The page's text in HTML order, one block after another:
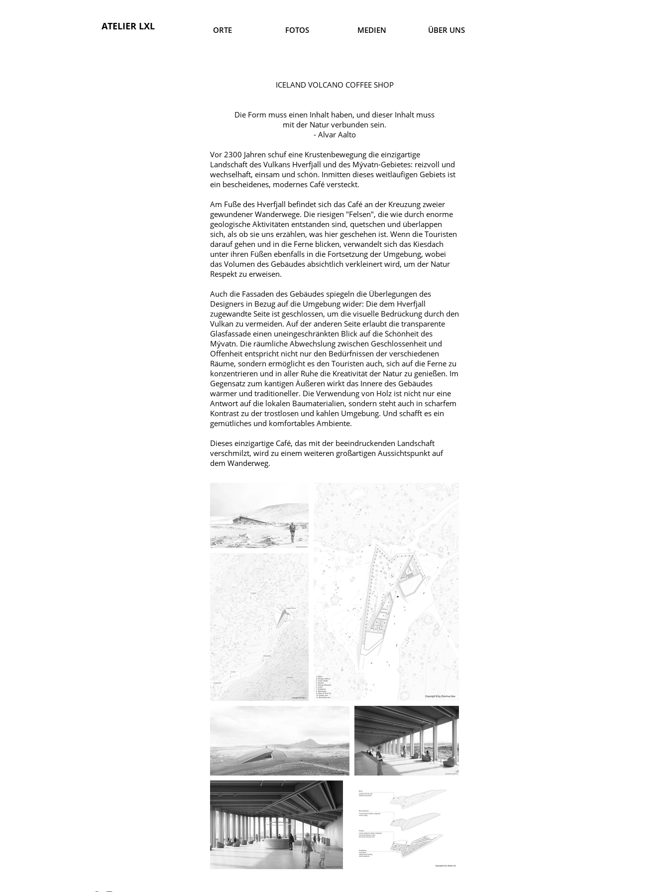
ATELIER LXL ORTE FOTOS MEDIEN ÜBER UNS
ICELAND VOLCANO COFFEE SHOP
Die Form muss einen Inhalt haben, und dieser Inhalt muss
mit der Natur verbunden sein.
- Alvar Aalto
Vor 2300 Jahren schuf eine Krustenbewegung die einzigartige
Landschaft des Vulkans Hverfjall und des Mývatn-Gebietes: reizvoll und
wechselhaft, einsam und schön. Inmitten dieses weitläufigen Gebiets ist
ein bescheidenes, modernes Café versteckt.
Am Fuße des Hverfjall befindet sich das Café an der Kreuzung zweier
gewundener Wanderwege. Die riesigen "Felsen", die wie durch enorme
geologische Aktivitäten entstanden sind, quetschen und überlappen
sich, als ob sie uns erzählen, was hier geschehen ist. Wenn die Touristen
darauf gehen und in die Ferne blicken, verwandelt sich das Kiesdach
unter ihren Füßen ebenfalls in die Fortsetzung der Umgebung, wobei
das Volumen des Gebäudes absichtlich verkleinert wird, um der Natur
Respekt zu erweisen.
Auch die Fassaden des Gebäudes spiegeln die Überlegungen des
Designers in Bezug auf die Umgebung wider: Die dem Hverfjall
zugewandte Seite ist geschlossen, um die visuelle Bedrückung durch den
Vulkan zu vermeiden. Auf der anderen Seite erlaubt die transparente
Glasfassade einen uneingeschränkten Blick auf die Schönheit des
Mývatn. Die räumliche Abwechslung zwischen Geschlossenheit und
Offenheit entspricht nicht nur den Bedürfnissen der verschiedenen
Räume, sondern ermöglicht es den Touristen auch, sich auf die Ferne zu
konzentrieren und in aller Ruhe die Kreativität der Natur zu genießen. Im
Gegensatz zum kantigen Äußeren wirkt das Innere des Gebäudes
wärmer und traditioneller. Die Verwendung von Holz ist nicht nur eine
Antwort auf die lokalen Baumaterialien, sondern steht auch in scharfem
Kontrast zu der trostlosen und kahlen Umgebung. Und schafft es ein
gemütliches und komfortables Ambiente.
Dieses einzigartige Café, das mit der beeindruckenden Landschaft
verschmilzt, wird zu einem weiteren großartigen Aussichtspunkt auf
dem Wanderweg.